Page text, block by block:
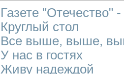
Газете "Отечество" -
Круглый стол
Все выше, выше,
У нас в гостях
Живу надеждой